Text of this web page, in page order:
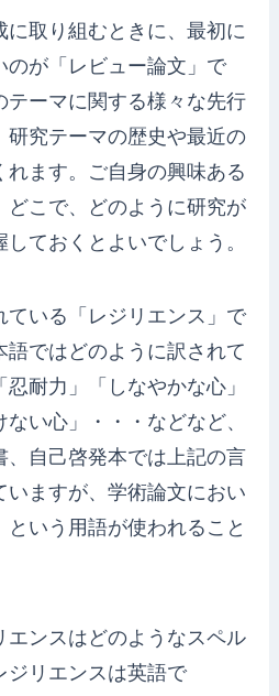
に取り組むときに、最初に
のが「レビュー論文」で
テーマに関する様々な先行
研究テーマの歴史や最近の
ます。ご自身の興味ある
どこで、どのように研究が
ておくとよいでしょう。
ている「レジリエンス」で
ではどのように訳されて
耐力」「しなやかな心」
ない心」・・・などなど、
、自己啓発本では上記の言
いますが、学術論文におい
いう用語が使われること
エンスはどのようなスペル
ジリエンスは英語で